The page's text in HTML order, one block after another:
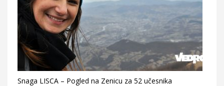
Snaga LISCA – Pogled na Zenicu za 52 učesnika